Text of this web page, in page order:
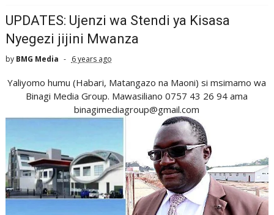
UPDATES: Ujenzi wa Stendi ya Kisasa
Nyegezi jijini Mwanza
by BMG Media 6 years ago
Yaliyomo humu (Habari, Matangazo na Maoni) si msimamo wa
Binagi Media Group. Mawasiliano 0757 43 26 94 ama
binagimediagroup@gmail.com